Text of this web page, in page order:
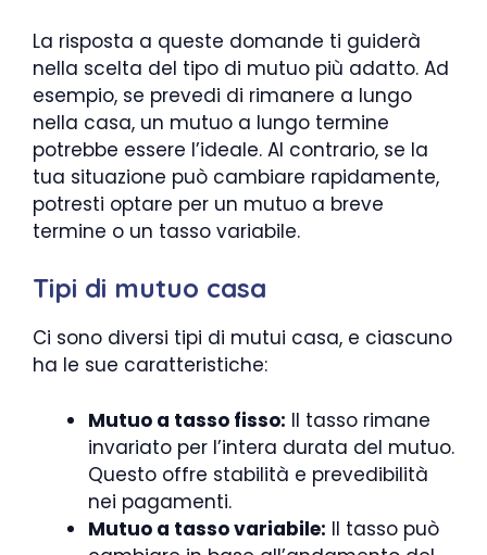
La risposta a queste domande ti guiderà
nella scelta del tipo di mutuo più adatto. Ad
esempio, se prevedi di rimanere a lungo
nella casa, un mutuo a lungo termine
potrebbe essere l’ideale. Al contrario, se la
tua situazione può cambiare rapidamente,
potresti optare per un mutuo a breve
termine o un tasso variabile.
Tipi di mutuo casa
Ci sono diversi tipi di mutui casa, e ciascuno
ha le sue caratteristiche:
Mutuo a tasso fisso: Il tasso rimane
invariato per l’intera durata del mutuo.
Questo offre stabilità e prevedibilità
nei pagamenti.
Mutuo a tasso variabile: Il tasso può